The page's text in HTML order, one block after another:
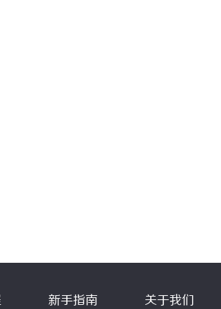
新手指南 关于我们